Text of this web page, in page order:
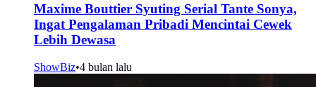
Maxime Bouttier Syuting Serial Tante Sonya,
Ingat Pengalaman Pribadi Mencintai Cewek
Lebih Dewasa
ShowBiz•4 bulan lalu